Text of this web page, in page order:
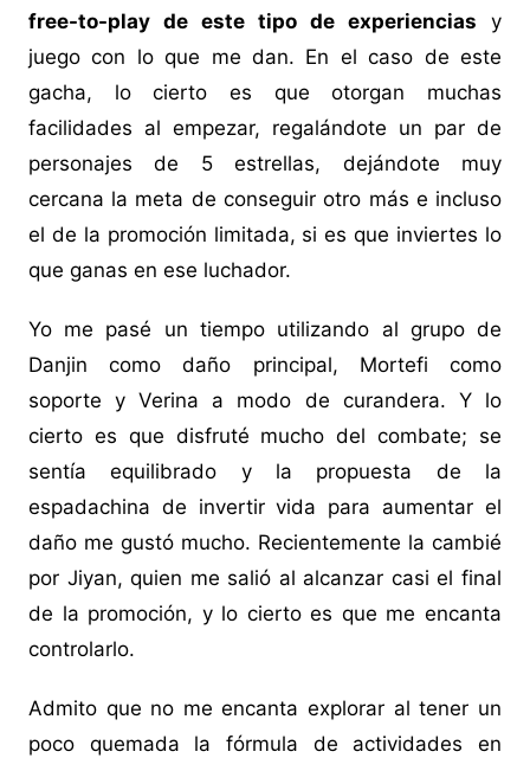
free-to-play de este tipo de experiencias y
juego con lo que me dan. En el caso de este
gacha, lo cierto es que otorgan muchas
facilidades al empezar, regalándote un par de
personajes de 5 estrellas, dejándote muy
cercana la meta de conseguir otro más e incluso
el de la promoción limitada, si es que inviertes lo
que ganas en ese luchador.
Yo me pasé un tiempo utilizando al grupo de
Danjin como daño principal, Mortefi como
soporte y Verina a modo de curandera. Y lo
cierto es que disfruté mucho del combate; se
sentía equilibrado y la propuesta de la
espadachina de invertir vida para aumentar el
daño me gustó mucho. Recientemente la cambié
por Jiyan, quien me salió al alcanzar casi el final
de la promoción, y lo cierto es que me encanta
controlarlo.
Admito que no me encanta explorar al tener un
poco quemada la fórmula de actividades en